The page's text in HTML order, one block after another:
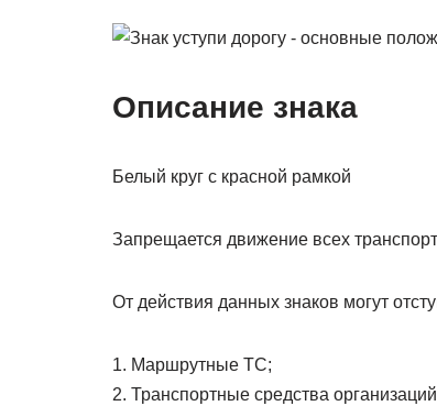
Описание знака
Белый круг с красной рамкой
Запрещается движение всех
От действия данных знаков могут
1. Маршрутные ТС;
2. Транспортные средства